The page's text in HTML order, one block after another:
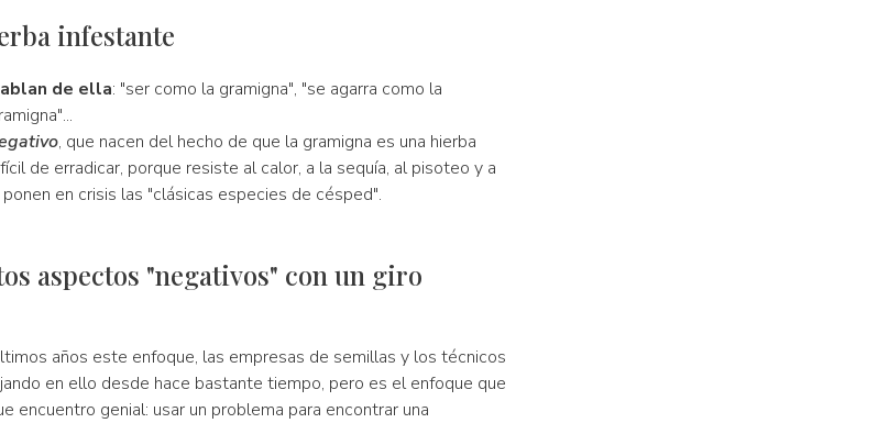
infestante
de ella: "ser como la gramigna", "se agarra como la
, que nacen del hecho de que la gramigna es una hierba
de erradicar, porque resiste al calor, a la sequía, al pisoteo y a
en crisis las "clásicas especies de césped".
aspectos "negativos" con un giro
años este enfoque, las empresas de semillas y los técnicos
en ello desde hace bastante tiempo, pero es el enfoque que
encuentro genial: usar un problema para encontrar una